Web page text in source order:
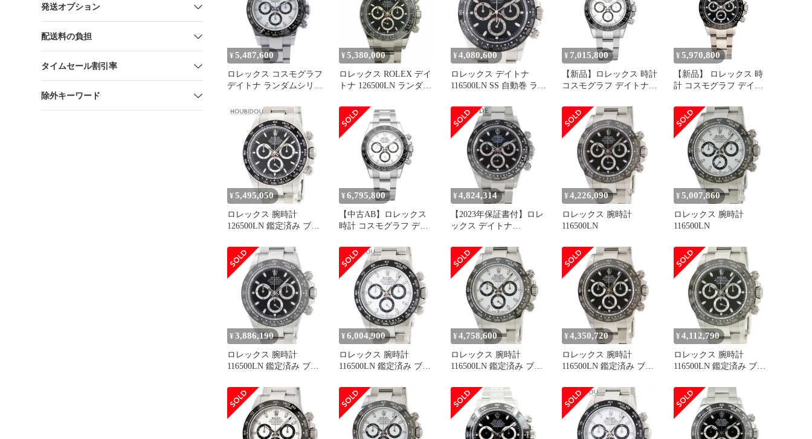
発送オプション
配送料の負担
タイムセール割引率
除外キーワード
¥ 5,487,600
ロレックス コスモグラフ
デイトナ ランダムシリア
ROLEX 腕時計 白文字盤
¥ 5,380,000
ロレックス ROLEX デイ
トナ 126500LN ランダム
ラフ メンズ 腕時計 ブラ
ック オートマ 自動巻き
Daytona 90333191
¥ 4,080,600
ロレックス デイトナ
116500LN SS 自動巻 ラン
¥ 7,015,800
【新品】ロレックス 時計
コスモグラフ デイトナ
盤 自動巻き ROLEX
¥ 5,970,800
【新品】 ロレックス 時
計 コスモグラフ デイト
字盤 自動巻き ROLEX
Cosmograph Daytona
¥ 5,495,050
ロレックス 腕時計
126500LN 鑑定済み ブラ
¥ 6,795,800
【中古AB】ロレックス
時計 コスモグラフ デイ
文字盤 自動巻き ROLEX
¥ 4,824,314
【2023年保証書付】ロレ
ックス デイトナ
ブラック 自動巻き メン
ズ 41100108136【中古】
【アラモード】
¥ 4,226,090
ロレックス 腕時計
116500LN
¥ 5,007,860
ロレックス 腕時計
116500LN
¥ 3,886,190
ロレックス 腕時計
116500LN 鑑定済み ブラ
¥ 6,004,900
ロレックス 腕時計
116500LN 鑑定済み ブラ
¥ 4,758,600
ロレックス 腕時計
116500LN 鑑定済み ブラ
¥ 4,350,720
ロレックス 腕時計
116500LN 鑑定済み ブラ
¥ 4,112,790
ロレックス 腕時計
116500LN 鑑定済み ブラ